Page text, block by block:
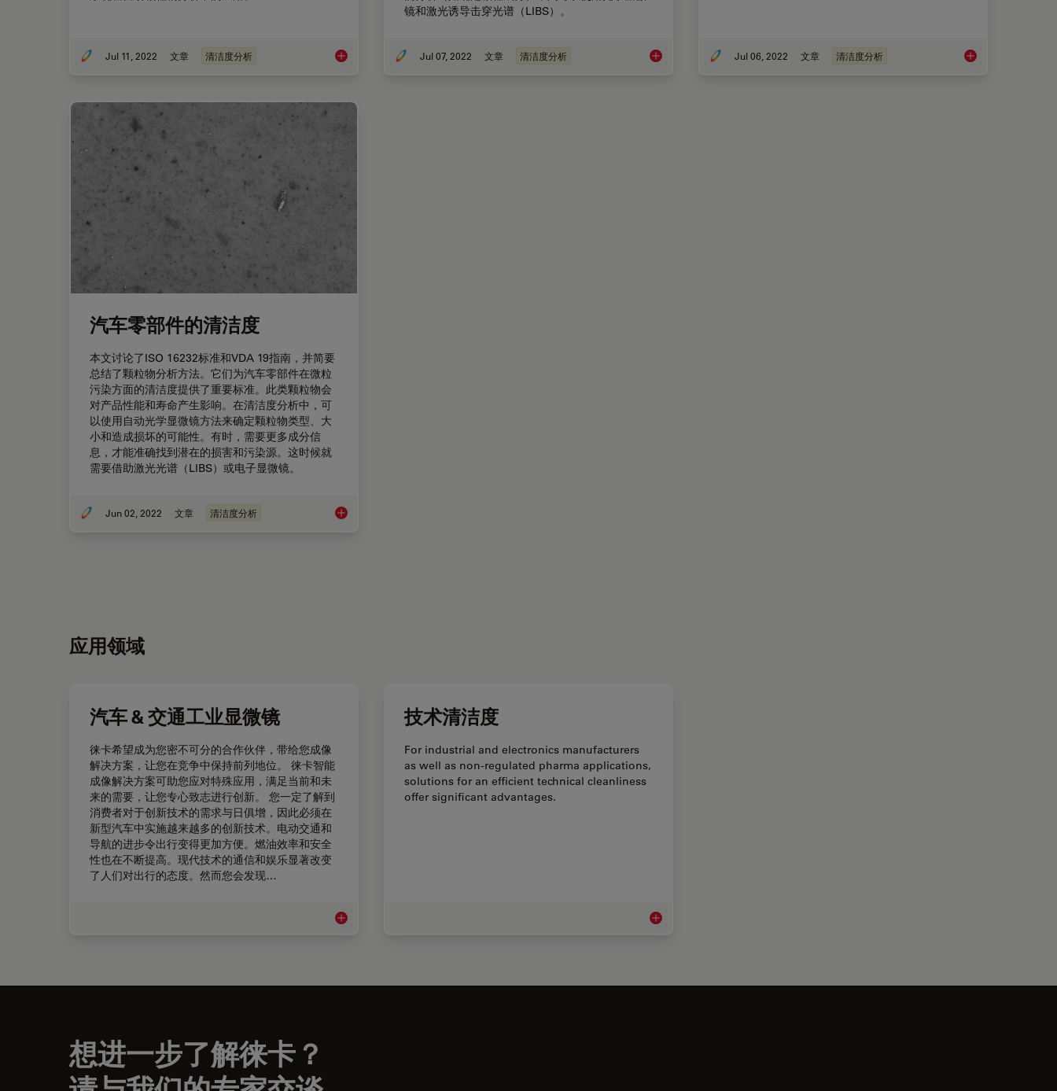
Jul 11, 2022 文章 清洁度分析 颗粒物污染的清洁度分析
镜和激光诱导击穿光谱（LIBS）。
Jul 07, 2022 文章 清洁度分析 高效颗粒计数和分析Jul 06, 2022 文章 清洁度分析 显微镜下的质量控制
汽车零部件的清洁度
本文讨论了ISO 16232标准和VDA 19指南，并简要
总结了颗粒物分析方法。它们为汽车零部件在微粒
污染方面的清洁度提供了重要标准。此类颗粒物会
对产品性能和寿命产生影响。在清洁度分析中，可
以使用自动光学显微镜方法来确定颗粒物类型、大
小和造成损坏的可能性。有时，需要更多成分信
息，才能准确找到潜在的损害和污染源。这时候就
需要借助激光光谱（LIBS）或电子显微镜。
Jun 02, 2022 文章 清洁度分析 汽车零部件的清洁度
应用领域
汽车 & 交通工业显微镜
徕卡希望成为您密不可分的合作伙伴，带给您成像
解决方案，让您在竞争中保持前列地位。 徕卡智能
成像解决方案可助您应对特殊应用，满足当前和未
来的需要，让您专心致志进行创新。 您一定了解到
消费者对于创新技术的需求与日俱增，因此必须在
新型汽车中实施越来越多的创新技术。电动交通和
导航的进步令出行变得更加方便。燃油效率和安全
性也在不断提高。现代技术的通信和娱乐显著改变
了人们对出行的态度。然而您会发现…
汽车 & 交通工业显微镜
技术清洁度
For industrial and electronics manufacturers
as well as non-regulated pharma applications,
solutions for an efficient technical cleanliness
offer significant advantages.
技术清洁度
想进一步了解徕卡？